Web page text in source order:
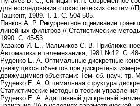
для исследования стохастических систем
Ташкент, 1989. Т. 1. С. 504-505.
Панков А. Р. Рекуррентное оценивание
линейных фильтров // Статистические
1990. С. 45-53.
Казаков И. Е., Мальчиков С. В.
Автоматика и телемеханика, 1981.№12. С. 48-
Руденко Е. А. Оптимальные дискретные
движущихся объектов при дискретных
движущимися объектами: Тем. сб. науч.
Руденко Е. А. Оптимальная структура
Статистические методы в теории
Руденко Е. А. Адаптивный дискретный